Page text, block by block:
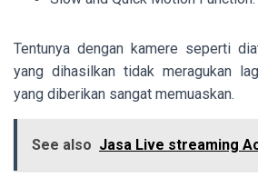
Tentunya dengan kamere seperti
yang dihasilkan tidak meragukan
yang diberikan sangat memuaskan.
See also Jasa Live streaming